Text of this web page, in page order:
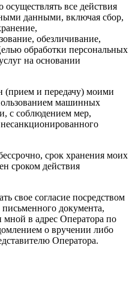
все действия
данными, включая сбор,
обезличивание,
обработки персональных
на основании
(прием и передачу) моими
машинных
с соблюдением мер,
срок хранения моих
сроком действия
свое согласие посредством
письменного документа,
в адрес Оператора по
о вручении либо
Оператора.